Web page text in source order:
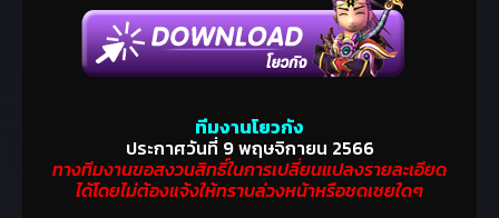
วิญญาณ10% ระยะเวลา
ยันต์โชคลาภระดับต่ำ
อัตราความสำเร็จของการเสริม
พลัง/หลอมรวมเพิ่มขึ้น 5%
ทีมงานโยวกัง
ประกาศวันที่ 9 พฤษจิกายน 2566
ทางทีมงานขอสงวนสิทธิ์ในการเปลี่ยนแปลงรายละเอียด
ได้โดยไม่ต้องแจ้งให้ทราบล่วงหน้าหรือชดเชยใดๆ